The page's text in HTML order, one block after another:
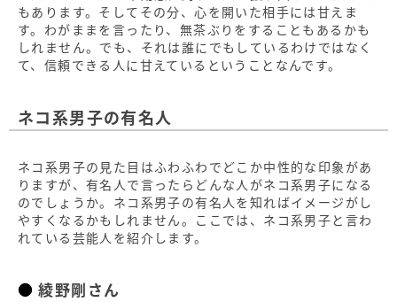
もあります。そしてその分、心を開いた相手には甘えま
す。わがままを言ったり、無茶ぶりをすることもあるかも
しれません。でも、それは誰にでもしているわけではなく
て、信頼できる人に甘えているということなんです。
ネコ系男子の有名人
ネコ系男子の見た目はふわふわでどこか中性的な印象があ
りますが、有名人で言ったらどんな人がネコ系男子になる
のでしょうか。ネコ系男子の有名人を知ればイメージがし
やすくなるかもしれません。ここでは、ネコ系男子と言わ
れている芸能人を紹介します。
綾野剛さん